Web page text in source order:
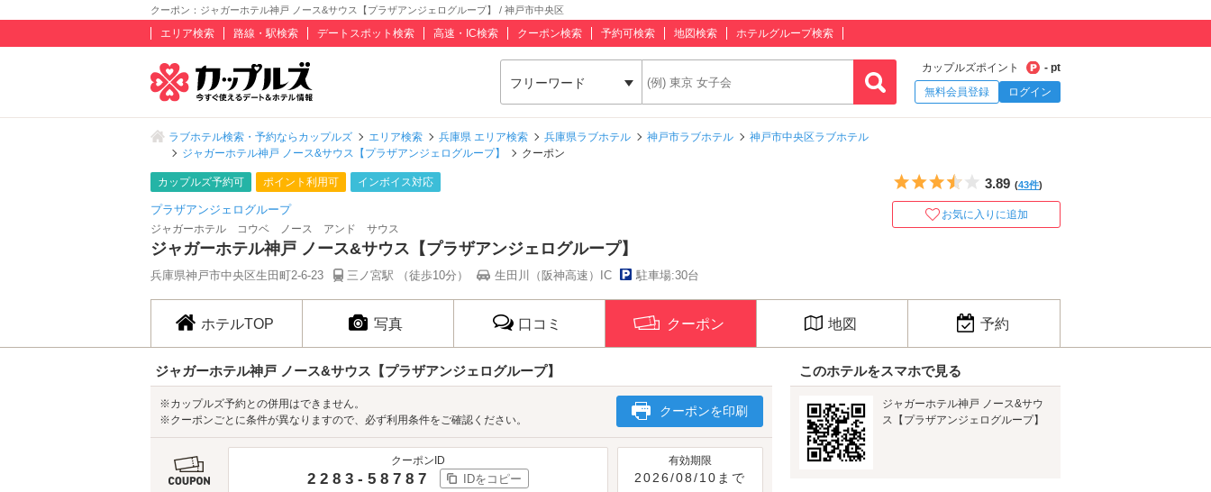
クーポン：ジャガーホテル神戸 ノース&サウス【プラザアンジェログループ】 / 神戸市中央区
エリア検索 路線・駅検索 デートスポット検索 高速・IC検索 クーポン検索 予約可検索 地図検索 ホテルグループ検索
フリーワード
カップルズポイント
- pt
無料会員登録
ログイン
ラブホテル検索・予約ならカップルズ エリア検索 兵庫県 エリア検索 兵庫県ラブホテル 神戸市ラブホテル
神戸市中央区ラブホテル
ジャガーホテル神戸 ノース&サウス【プラザアンジェログループ】
クーポン
カップルズ予約可 ポイント利用可 インボイス対応
プラザアンジェログループ
ジャガーホテル コウベ ノース アンド サウス
ジャガーホテル神戸 ノース&サウス【プラザアンジェログループ】
兵庫県神戸市中央区生田町2-6-23 三ノ宮駅 （徒歩10分） 生田川（阪神高速）IC 駐車場:30台
5つ星のうち3.5
3.89 (43件)
お気に入りに追加
ホテルTOP 写真 口コミ クーポン 地図 予約
ジャガーホテル神戸 ノース&サウス【プラザアンジェログループ】
※カップルズ予約との併用はできません。
※クーポンごとに条件が異なりますので、必ず利用条件をご確認ください。
クーポンを印刷
クーポンID
2283-58787 IDをコピー
有効期限
2026/08/10まで
このホテルをスマホで見る
ジャガーホテル神戸 ノース&サウ
ス【プラザアンジェログループ】